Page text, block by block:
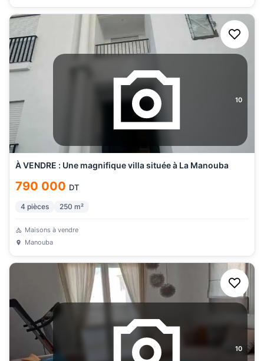
10
À VENDRE : Une magnifique villa située à La Manouba
790 000 DT
4 pièces 250 m²
Maisons à vendre
Manouba
10